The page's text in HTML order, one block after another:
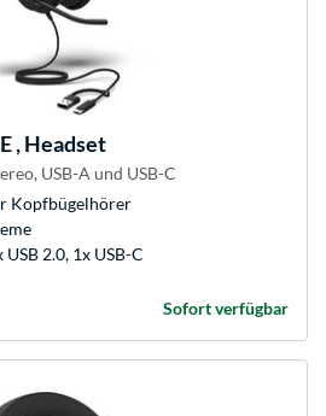
, Headset
USB-A und USB-C
Kopfbügelhörer
2.0, 1x USB-C
Sofort verfügbar